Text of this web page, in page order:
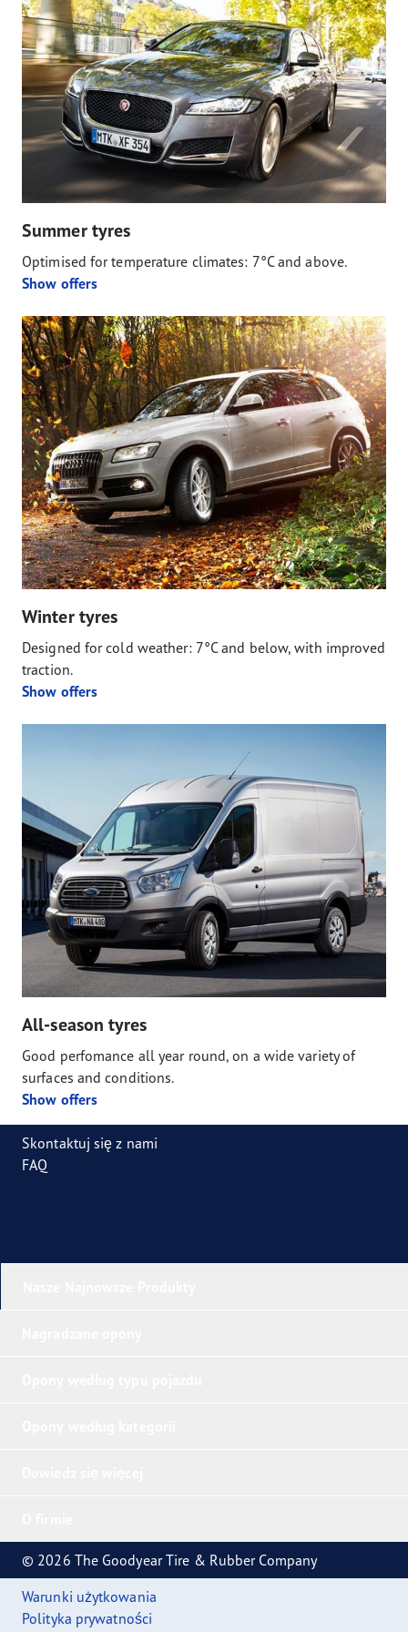
Summer tyres
Optimised for temperature climates: 7°C and above.
Show offers
Winter tyres
Designed for cold weather: 7°C and below, with improved
traction.
Show offers
All-season tyres
Good perfomance all year round, on a wide variety of
surfaces and conditions.
Show offers
Skontaktuj się z nami
FAQ
© 2026 The Goodyear Tire & Rubber Company
Warunki użytkowania
Polityka prywatności